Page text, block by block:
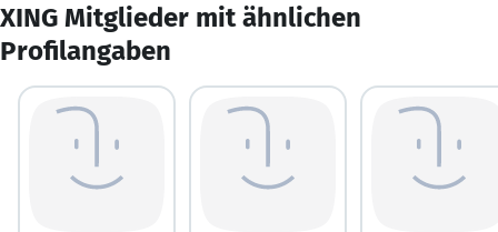
XING Mitglieder mit ähnlichen
Profilangaben